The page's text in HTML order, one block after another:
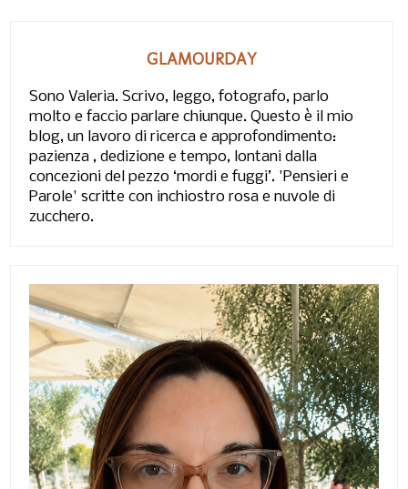
GLAMOURDAY
Sono Valeria. Scrivo, leggo, fotografo, parlo
molto e faccio parlare chiunque. Questo è il mio
blog, un lavoro di ricerca e approfondimento:
pazienza , dedizione e tempo, lontani dalla
concezioni del pezzo ‘mordi e fuggi’. 'Pensieri e
Parole' scritte con inchiostro rosa e nuvole di
zucchero.